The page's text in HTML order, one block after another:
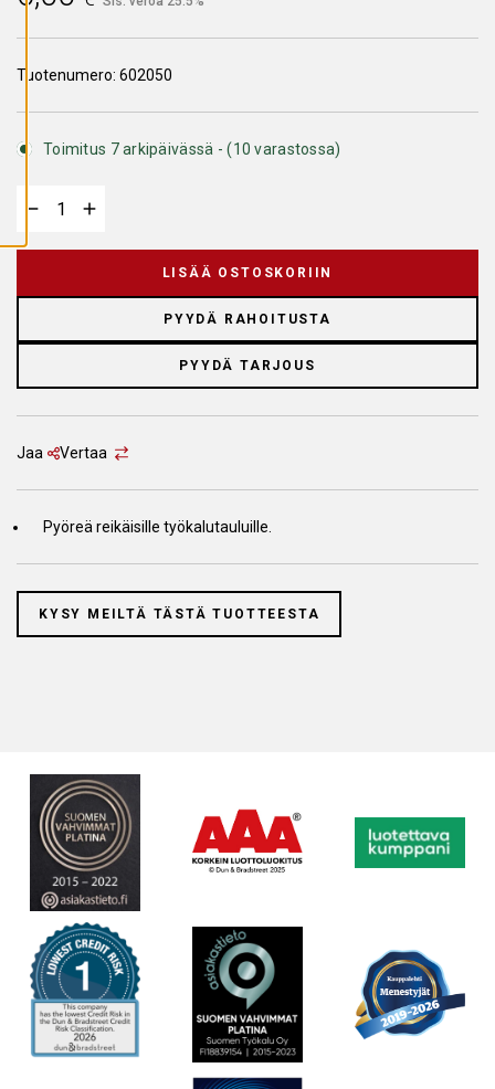
A
K
I
E
Ä
T
Tuotenumero: 602050
Toimitus 7 arkipäivässä - (10 varastossa)
LISÄÄ OSTOSKORIIN
PYYDÄ RAHOITUSTA
PYYDÄ TARJOUS
Jaa Vertaa
Pyöreä reikäisille työkalutauluille.
KYSY MEILTÄ TÄSTÄ TUOTTEESTA